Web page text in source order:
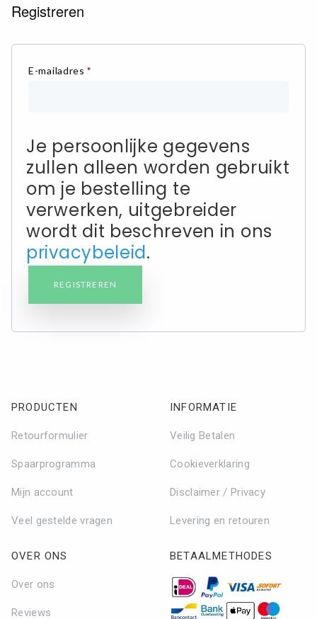
CONTACT
0
WINKELMAND
Registreren
E-mailadres*
Je persoonlijke gegevens
zullen alleen worden gebruikt
om je bestelling te
verwerken, uitgebreider
wordt dit beschreven in ons
privacybeleid.
REGISTREREN
PRODUCTEN
Retourformulier
Spaarprogramma
Mijn account
Veel gestelde vragen
INFORMATIE
Veilig Betalen
Cookieverklaring
Disclaimer / Privacy
Levering en retouren
OVER ONS
Over ons
Reviews
BETAALMETHODES